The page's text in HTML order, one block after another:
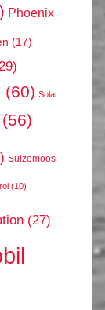
Phoenix
(17)
(60) Solar
(56)
Sulzemoos
(10)
(27)